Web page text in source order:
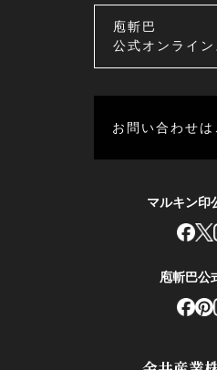
庖斬巴
公式オンライン
お問い合わせは
マルキン印
庖斬巴公